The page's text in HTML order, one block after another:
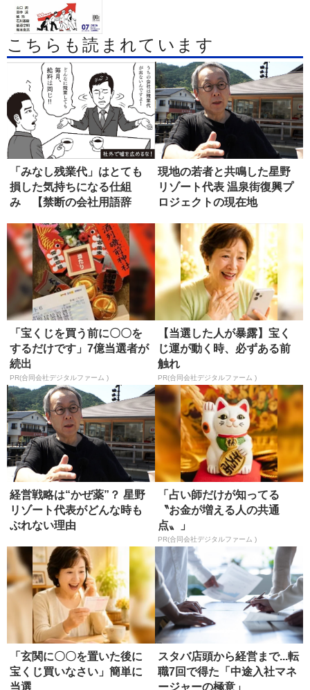
こちらも読まれています
「みなし残業代」はとても
損した気持ちになる仕組
み 【禁断の会社用語辞
現地の若者と共鳴した星野
リゾート代表 温泉街復興プ
ロジェクトの現在地
「宝くじを買う前に〇〇を
するだけです」7億当選者が
続出
PR(合同会社デジタルファーム )
【当選した人が暴露】宝く
じ運が動く時、必ずある前
触れ
PR(合同会社デジタルファーム )
経営戦略は“かぜ薬”？ 星野
リゾート代表がどんな時も
ぶれない理由
「占い師だけが知ってる
〝お金が増える人の共通
点〟」
PR(合同会社デジタルファーム )
「玄関に〇〇を置いた後に
宝くじ買いなさい」簡単に
当選
スタバ店頭から経営まで...転
職7回で得た「中途入社マネ
ージャーの極意」